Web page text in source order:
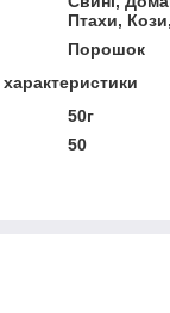
Птахи,
Порошок
50г
50